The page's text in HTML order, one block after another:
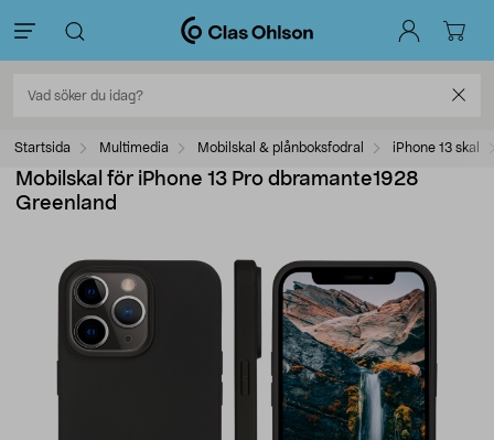
Startsida Multimedia Mobilskal & plånboksfodral iPhone 13 skal
Mobilskal för iPhone 13 Pro dbramante1928
Greenland